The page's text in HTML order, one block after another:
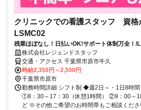
クリニックでの看護スタッフ 資
LSMC02
残業ほぼなし！日払いOK!サポート体制万全！/
株式会社レジェンドスタッフ
交通・アクセス 千葉県市原市牛久
時給2,350円～2,500円
千葉県市原市
勤務時間詳細 シフト制 ◆週2日～・1日8時間
①8：30～17：30（休憩1時間） ②9：00～
ど ※その他ご希望のお時間帯もご相談くだ